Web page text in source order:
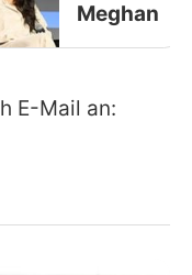
Meghan
E-Mail an: